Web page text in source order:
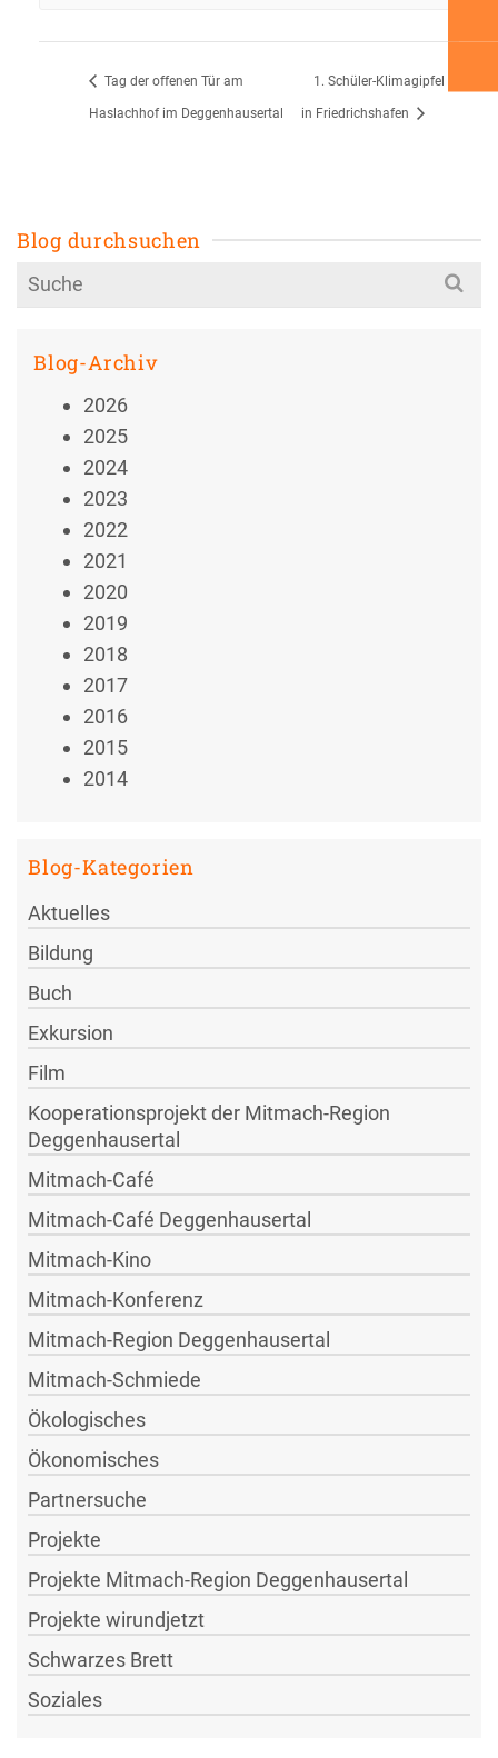
Tag der offenen Tür am
Haslachhof im Deggenhausertal
1. Schüler-Klimagipfel
in Friedrichshafen
Blog durchsuchen
Search
for:
Blog-Archiv
2026
2025
2024
2023
2022
2021
2020
2019
2018
2017
2016
2015
2014
Blog-Kategorien
Aktuelles
Bildung
Buch
Exkursion
Film
Kooperationsprojekt der Mitmach-Region
Deggenhausertal
Mitmach-Café
Mitmach-Café Deggenhausertal
Mitmach-Kino
Mitmach-Konferenz
Mitmach-Region Deggenhausertal
Mitmach-Schmiede
Ökologisches
Ökonomisches
Partnersuche
Projekte
Projekte Mitmach-Region Deggenhausertal
Projekte wirundjetzt
Schwarzes Brett
Soziales